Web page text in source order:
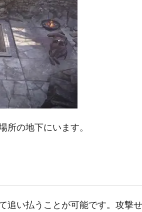
所の地下にいます。
追い払うことが可能です。攻撃